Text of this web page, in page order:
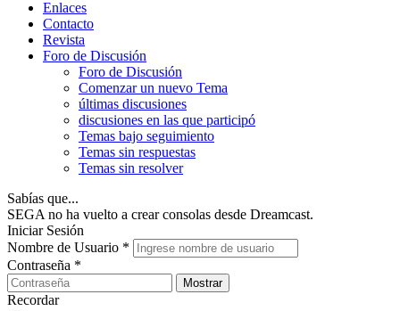
Enlaces
Contacto
Revista
Foro de Discusión
Foro de Discusión
Comenzar un nuevo Tema
últimas discusiones
discusiones en las que participó
Temas bajo seguimiento
Temas sin respuestas
Temas sin resolver
Sabías que...
SEGA no ha vuelto a crear consolas desde Dreamcast.
Iniciar Sesión
Nombre de Usuario *
Contraseña *
Mostrar
Recordar